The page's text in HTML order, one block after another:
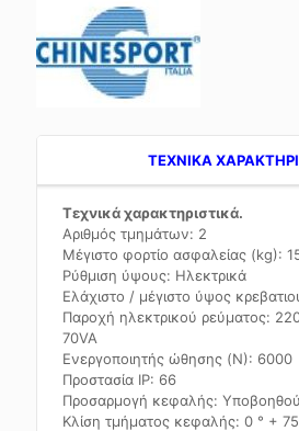
TEXNIKA
Τεχνικά χαρακτηριστικά.
Αριθμός τμημάτων: 2
Μέγιστο φορτίο ασφαλείας (kg):
Ρύθμιση ύψους: Ηλεκτρικά
Ελάχιστο / μέγιστο ύψος
Παροχή ηλεκτρικού ρεύματος:
70VA
Ενεργοποιητής ώθησης (N): 6000
Προστασία IP: 66
Προσαρμογή κεφαλής:
Κλίση τμήματος κεφαλής: 0 ° +